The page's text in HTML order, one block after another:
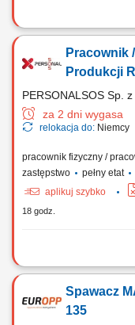
Montaż i budowa tras
sterowania i oświetlenia.
Pracownik
Produkcji
PERSONALSOS Sp. z
za 2 dni wygasa
relokacja do: Niemcy
pracownik fizyczny /
zastępstwo
pełny etat
aplikuj szybko
18 godz.
Zakres obowiązków:
Workowanie nawozów.
Spawacz
135